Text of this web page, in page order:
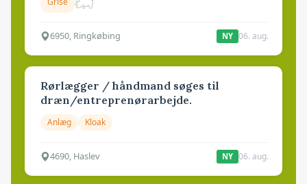
6950, Ringkøbing NY 06. aug.
Rørlægger / håndmand søges til
dræn/entreprenørarbejde.
Anlæg Kloak
4690, Haslev NY 06. aug.